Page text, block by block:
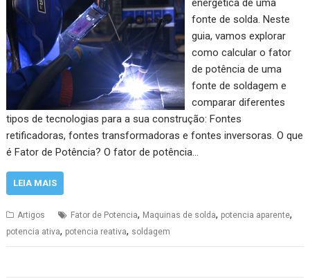
energética de uma
fonte de solda. Neste
guia, vamos explorar
como calcular o fator
de potência de uma
fonte de soldagem e
comparar diferentes
tipos de tecnologias para a sua construção: Fontes
retificadoras, fontes transformadoras e fontes inversoras. O que
é Fator de Potência? O fator de potência…
LEIA MAIS
Artigos Fator de Potencia, Maquinas de solda, potencia aparente,
potencia ativa, potencia reativa, soldagem